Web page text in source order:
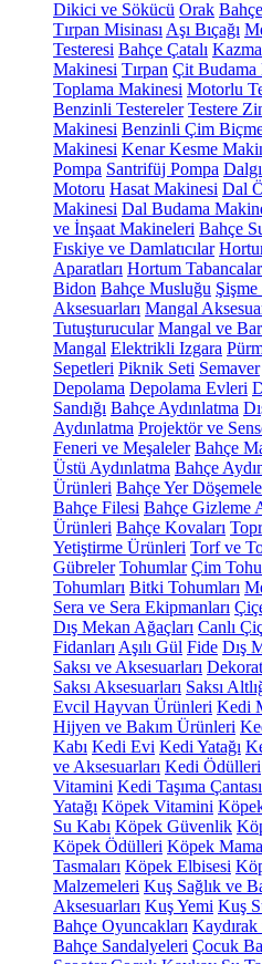
Dikici ve Sökücü Orak
Tırpan Misinası Aşı Bıçağı
Testeresi Bahçe Çatalı Kazma
Makinesi Tırpan Çit Budama
Toplama Makinesi Motorlu
Benzinli Testereler Testere
Makinesi Benzinli Çim
Makinesi Kenar Kesme
Pompa Santrifüj Pompa
Motoru Hasat Makinesi Dal
Makinesi Dal Budama
ve İnşaat Makineleri Bahçe
Fıskiye ve Damlatıcılar
Aparatları Hortum
Bidon Bahçe Musluğu
Aksesuarları Mangal
Tutuşturucular Mangal ve
Mangal Elektrikli Izgara
Sepetleri Piknik Seti Semaver
Depolama Depolama Evleri
Sandığı Bahçe Aydınlatma
Aydınlatma Projektör ve
Feneri ve Meşaleler Bahçe
Üstü Aydınlatma Bahçe
Ürünleri Bahçe Yer
Bahçe Filesi Bahçe Gizleme
Ürünleri Bahçe Kovaları
Yetiştirme Ürünleri Torf ve
Gübreler Tohumlar Çim
Tohumları Bitki Tohumları
Sera ve Sera Ekipmanları
Dış Mekan Ağaçları Canlı
Fidanları Aşılı Gül Fide Dış
Saksı ve Aksesuarları
Saksı Aksesuarları Saksı
Evcil Hayvan Ürünleri Kedi
Hijyen ve Bakım Ürünleri
Kabı Kedi Evi Kedi Yatağı
ve Aksesuarları Kedi Ödülleri
Vitamini Kedi Taşıma Çantası
Yatağı Köpek Vitamini
Su Kabı Köpek Güvenlik
Köpek Ödülleri Köpek
Tasmaları Köpek Elbisesi
Malzemeleri Kuş Sağlık ve
Aksesuarları Kuş Yemi Kuş
Bahçe Oyuncakları Kaydırak
Bahçe Sandalyeleri Çocuk